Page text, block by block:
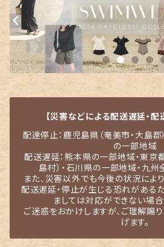
【災害などによる配送遅延・配
配達停止：鹿児島県（奄美市・大島郡
の一部地域
配送遅延：熊本県の一部地域・東京
島村）・石川県の一部地域・九州
また、災害以外でも今後の状況によ
配送遅延・停止が生じる恐れがあるた
ましては対応ができない場合
ご迷惑をおかけしますが、ご理解賜
げます。